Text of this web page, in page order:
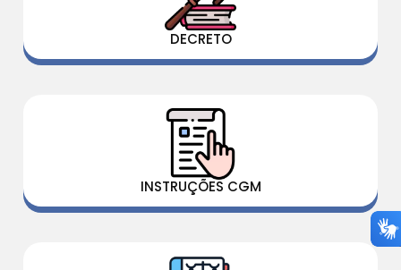
DECRETO
INSTRUÇÕES CGM